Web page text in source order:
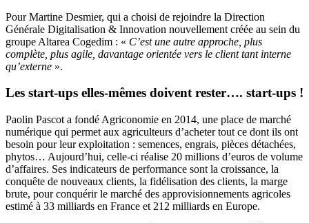
Pour Martine Desmier, qui a choisi de rejoindre la Direction
Générale Digitalisation & Innovation nouvellement créée au sein du
groupe Altarea Cogedim : « C’est une autre approche, plus
complète, plus agile, davantage orientée vers le client tant interne
qu’externe ».
Les start-ups elles-mêmes doivent rester…. start-ups !
Paolin Pascot a fondé Agriconomie en 2014, une place de marché
numérique qui permet aux agriculteurs d’acheter tout ce dont ils ont
besoin pour leur exploitation : semences, engrais, pièces détachées,
phytos… Aujourd’hui, celle-ci réalise 20 millions d’euros de volume
d’affaires. Ses indicateurs de performance sont la croissance, la
conquête de nouveaux clients, la fidélisation des clients, la marge
brute, pour conquérir le marché des approvisionnements agricoles
estimé à 33 milliards en France et 212 milliards en Europe.